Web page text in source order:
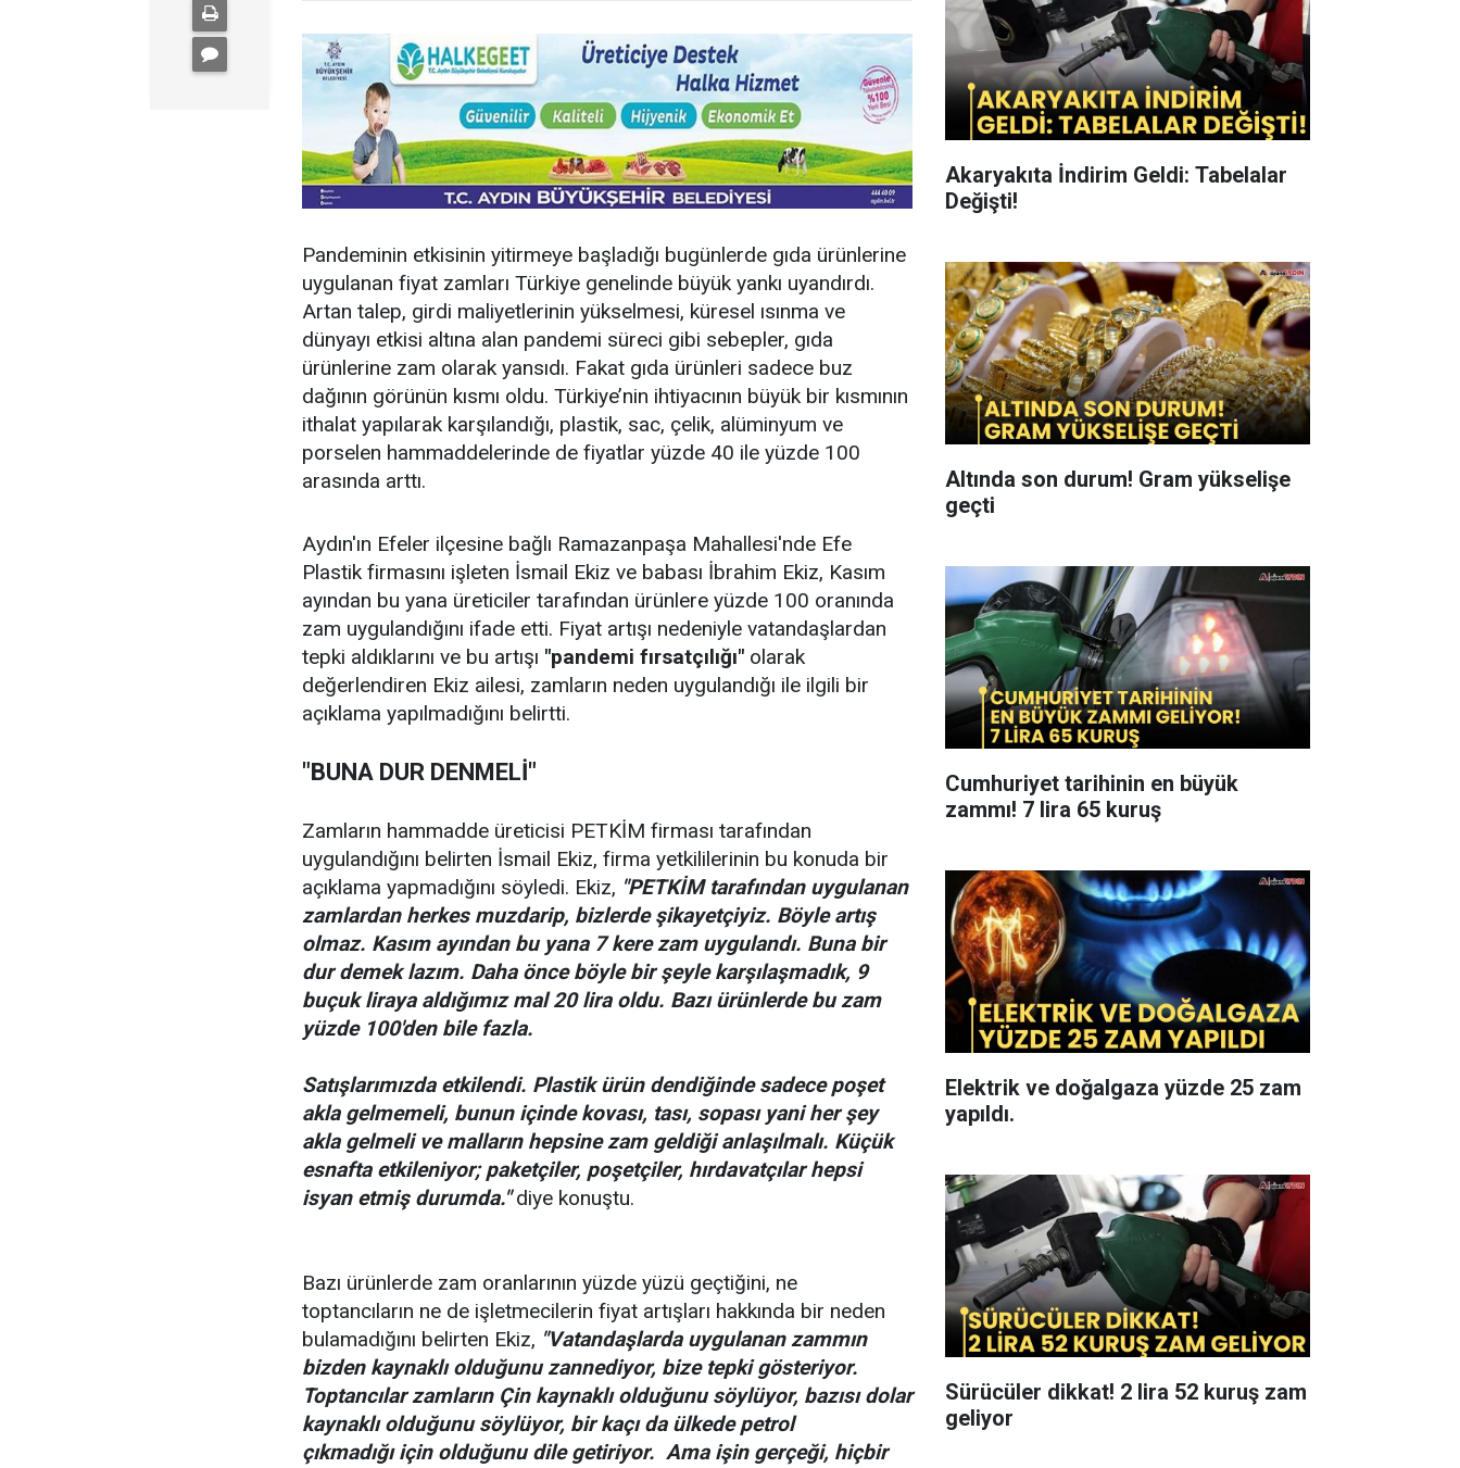
Pandeminin etkisinin yitirmeye başladığı bugünlerde gıda ürünlerine
uygulanan fiyat zamları Türkiye genelinde büyük yankı uyandırdı.
Artan talep, girdi maliyetlerinin yükselmesi, küresel ısınma ve
dünyayı etkisi altına alan pandemi süreci gibi sebepler, gıda
ürünlerine zam olarak yansıdı. Fakat gıda ürünleri sadece buz
dağının görünün kısmı oldu. Türkiye’nin ihtiyacının büyük bir kısmının
ithalat yapılarak karşılandığı, plastik, sac, çelik, alüminyum ve
porselen hammaddelerinde de fiyatlar yüzde 40 ile yüzde 100
arasında arttı.
Aydın'ın Efeler ilçesine bağlı Ramazanpaşa Mahallesi'nde Efe
Plastik firmasını işleten İsmail Ekiz ve babası İbrahim Ekiz, Kasım
ayından bu yana üreticiler tarafından ürünlere yüzde 100 oranında
zam uygulandığını ifade etti. Fiyat artışı nedeniyle vatandaşlardan
tepki aldıklarını ve bu artışı "pandemi fırsatçılığı" olarak
değerlendiren Ekiz ailesi, zamların neden uygulandığı ile ilgili bir
açıklama yapılmadığını belirtti.
"BUNA DUR DENMELİ"
Zamların hammadde üreticisi PETKİM firması tarafından
uygulandığını belirten İsmail Ekiz, firma yetkililerinin bu konuda bir
açıklama yapmadığını söyledi. Ekiz, "PETKİM tarafından uygulanan
zamlardan herkes muzdarip, bizlerde şikayetçiyiz. Böyle artış
olmaz. Kasım ayından bu yana 7 kere zam uygulandı. Buna bir
dur demek lazım. Daha önce böyle bir şeyle karşılaşmadık, 9
buçuk liraya aldığımız mal 20 lira oldu. Bazı ürünlerde bu zam
yüzde 100'den bile fazla.
Satışlarımızda etkilendi. Plastik ürün dendiğinde sadece poşet
akla gelmemeli, bunun içinde kovası, tası, sopası yani her şey
akla gelmeli ve malların hepsine zam geldiği anlaşılmalı. Küçük
esnafta etkileniyor; paketçiler, poşetçiler, hırdavatçılar hepsi
isyan etmiş durumda."diye konuştu.
Bazı ürünlerde zam oranlarının yüzde yüzü geçtiğini, ne
toptancıların ne de işletmecilerin fiyat artışları hakkında bir neden
bulamadığını belirten Ekiz, "Vatandaşlarda uygulanan zammın
bizden kaynaklı olduğunu zannediyor, bize tepki gösteriyor.
Toptancılar zamların Çin kaynaklı olduğunu söylüyor, bazısı dolar
kaynaklı olduğunu söylüyor, bir kaçı da ülkede petrol
çıkmadığı için olduğunu dile getiriyor. Ama işin gerçeği, hiçbir
Akaryakıta İndirim Geldi: Tabelalar
Değişti!
Altında son durum! Gram yükselişe
geçti
Cumhuriyet tarihinin en büyük
zammı! 7 lira 65 kuruş
Elektrik ve doğalgaza yüzde 25 zam
yapıldı.
Sürücüler dikkat! 2 lira 52 kuruş zam
geliyor